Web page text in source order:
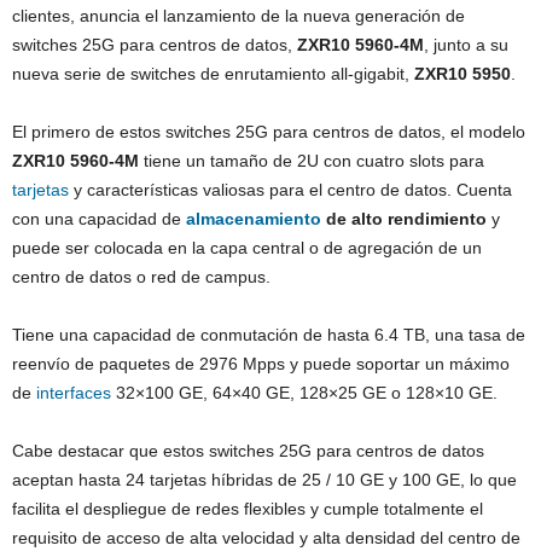
clientes, anuncia el lanzamiento de la nueva generación de
switches 25G para centros de datos, ZXR10 5960-4M , junto a su
nueva serie de switches de enrutamiento all-gigabit, ZXR10 5950
El primero de estos switches 25G para centros de datos, el modelo
ZXR10 5960-4M tiene un tamaño de 2U con cuatro slots para
tarjetas y características valiosas para el centro de datos. Cuenta
con una capacidad de almacenamiento de alto rendimiento y
puede ser colocada en la capa central o de agregación de un
centro de datos o red de campus.
Tiene una capacidad de conmutación de hasta 6.4 TB, una tasa de
reenvío de paquetes de 2976 Mpps y puede soportar un máximo
de interfaces 32×100 GE, 64×40 GE, 128×25 GE o 128×10 GE.
Cabe destacar que estos switches 25G para centros de datos
aceptan hasta 24 tarjetas híbridas de 25 / 10 GE y 100 GE, lo que
facilita el despliegue de redes flexibles y cumple totalmente el
requisito de acceso de alta velocidad y alta densidad del centro de